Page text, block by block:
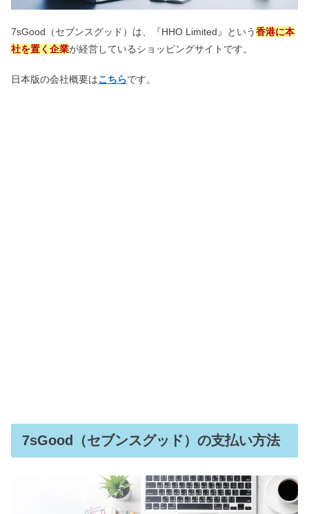
7sGood（セブンスグッド）は、『HHO Limited』という香港に本
社を置く企業が経営しているショッピングサイトです。
日本版の会社概要はこちらです。
7sGood（セブンスグッド）の支払い方法